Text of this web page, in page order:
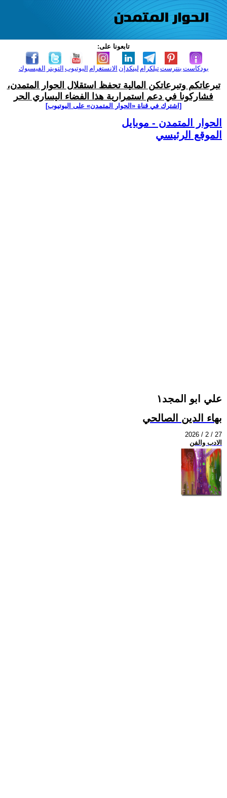
تابعونا على:
الفيسبوك التويتر اليوتيوب الانستغرام لينكدإن تيلكرامبنترست بودكاست
تبرعاتكم وتبرعاتكن المالية تحفظ استقلال الحوار المتمدن،
فشاركونا في دعم استمرارية هذا الفضاء اليساري الحر
[اشترك في قناة ‫«الحوار المتمدن» على اليوتيوب]
الحوار المتمدن - موبايل
الموقع الرئيسي
علي ابو المجد١
بهاء الدين الصالحي
2026 / 2 / 27
الادب والفن